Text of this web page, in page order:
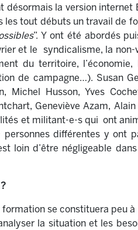
désormais la version internet
les tout débuts un travail de
”. Y ont été abordés
et le syndicalisme, la non-
du territoire,
de campagne…). Susan
Michel Husson, Yves
Geneviève Azam,
et militant-e-s qui ont
différentes y ont
loin d’être négligeable
se constituera peu
la situation et les